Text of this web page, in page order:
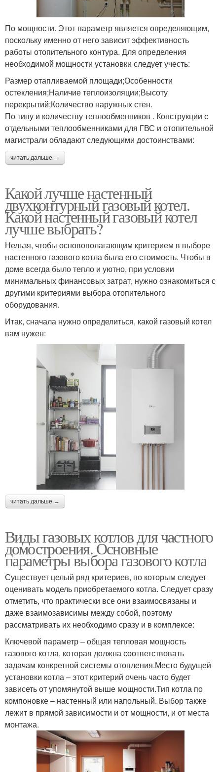
По мощности. Этот параметр является определяющим,
поскольку именно от него зависит эффективность
работы отопительного контура. Для определения
необходимой мощности установки следует учесть:
Размер отапливаемой площади;Особенности
остекления;Наличие теплоизоляции;Высоту
перекрытий;Количество наружных стен.
По типу и количеству теплообменников . Конструкции с
отдельными теплообменниками для ГВС и отопительной
магистрали обладают следующими достоинствами:
читать дальше →
Какой лучше настенный
двухконтурный газовый котел.
Какой настенный газовый котел
лучше выбрать?
Нельзя, чтобы основополагающим критерием в выборе
настенного газового котла была его стоимость. Чтобы в
доме всегда было тепло и уютно, при условии
минимальных финансовых затрат, нужно ознакомиться с
другими критериями выбора отопительного
оборудования.
Итак, сначала нужно определиться, какой газовый котел
вам нужен:
читать дальше →
Виды газовых котлов для частного
домостроения. Основные
параметры выбора газового котла
Существует целый ряд критериев, по которым следует
оценивать модель приобретаемого котла. Следует сразу
отметить, что практически все они взаимосвязаны и
даже взаимозависимы между собой, поэтому
рассматривать их необходимо сразу и в комплексе:
Ключевой параметр – общая тепловая мощность
газового котла, которая должна соответствовать
задачам конкретной системы отопления.Место будущей
установки котла – этот критерий очень часто будет
зависеть от упомянутой выше мощности.Тип котла по
компоновке – настенный или напольный. Выбор также
лежит в прямой зависимости и от мощности, и от места
монтажа.